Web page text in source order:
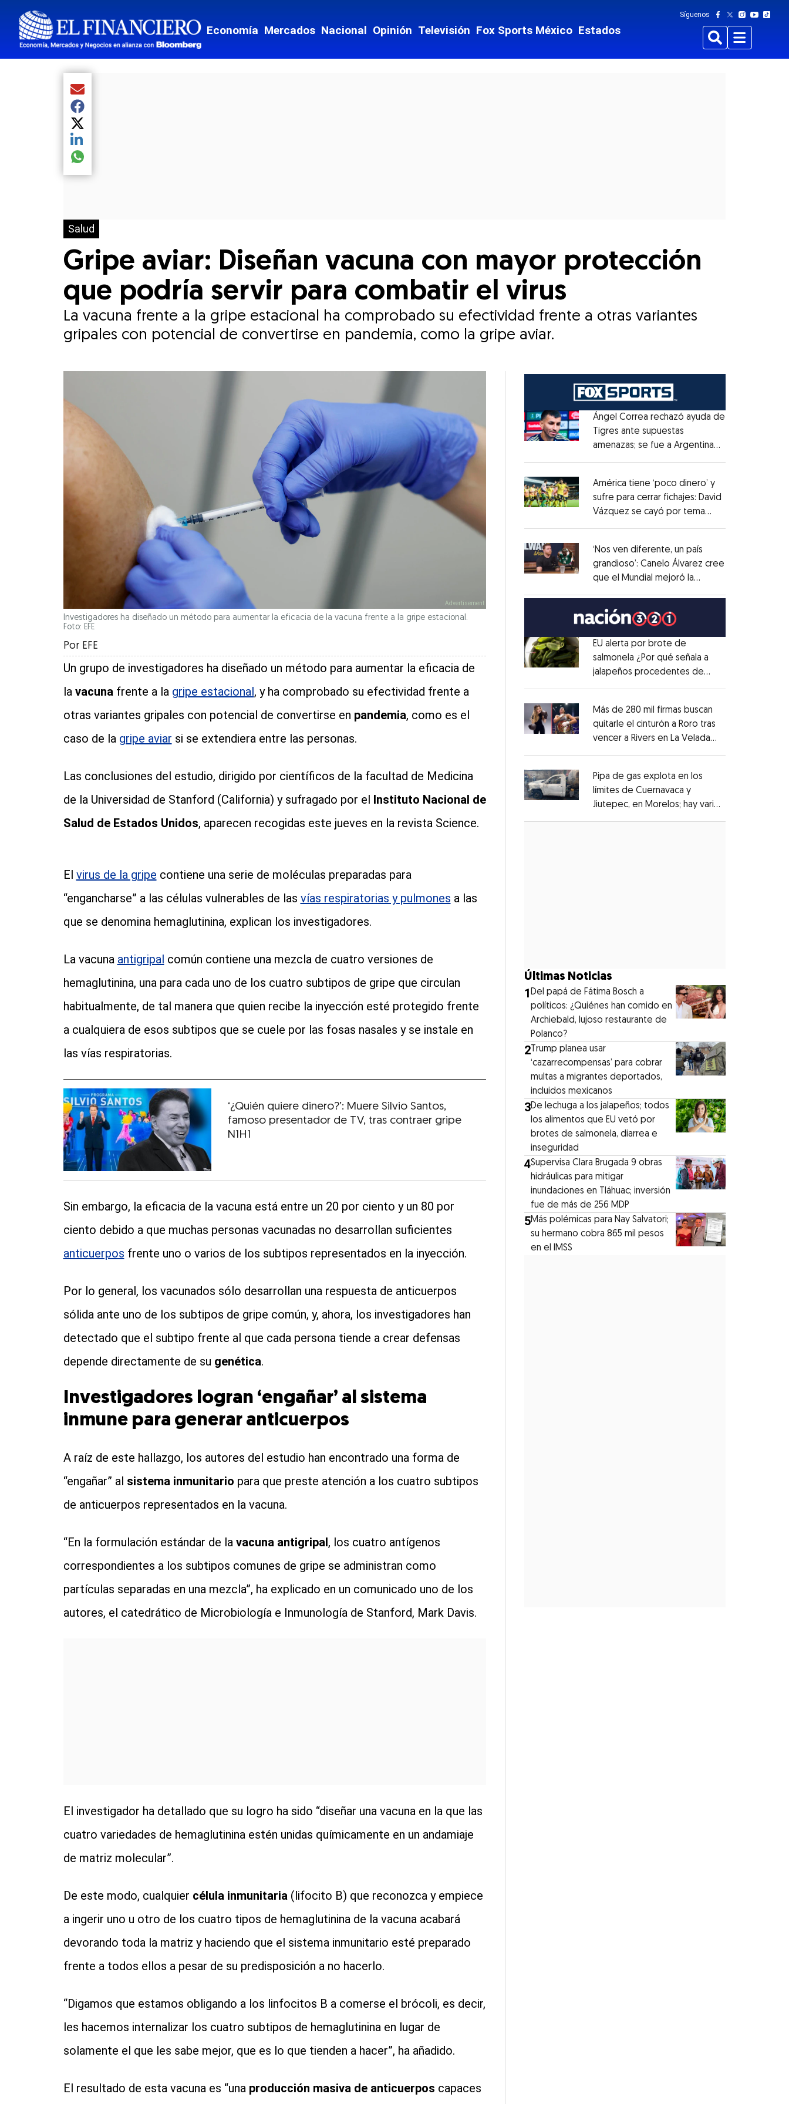
Economía Mercados Nacional Opinión Televisión Fox Sports México Estados
Síguenos
BuscarMenu
Salud
Gripe aviar: Diseñan vacuna con mayor protección
que podría servir para combatir el virus
La vacuna frente a la gripe estacional ha comprobado su efectividad frente a otras variantes
gripales con potencial de convertirse en pandemia, como la gripe aviar.
Compartir el artículo actual mediante Email
Compartir el artículo actual mediante Facebook
Compartir el artículo actual mediante Twitter
Compartir el artículo actual mediante LinkedIn
Compartir el artículo actual mediante global.social-whatsapp
Investigadores ha diseñado un método para aumentar la eficacia de la vacuna frente a la gripe estacional.
Foto: EFE
Por EFE
Un grupo de investigadores ha diseñado un método para aumentar la eficacia de
la vacunafrente a la gripe estacional, y ha comprobado su efectividad frente a
otras variantes gripales con potencial de convertirse en pandemia, como es el
caso de la gripe aviar si se extendiera entre las personas.
Las conclusiones del estudio, dirigido por científicos de la facultad de Medicina
de la Universidad de Stanford (California) y sufragado por el Instituto Nacional de
Salud de Estados Unidos, aparecen recogidas este jueves en la revista Science.
El virus de la gripe contiene una serie de moléculas preparadas para
“engancharse” a las células vulnerables de las vías respiratorias y pulmones a las
que se denomina hemaglutinina, explican los investigadores.
La vacuna antigripal común contiene una mezcla de cuatro versiones de
hemaglutinina, una para cada uno de los cuatro subtipos de gripe que circulan
habitualmente, de tal manera que quien recibe la inyección esté protegido frente
a cualquiera de esos subtipos que se cuele por las fosas nasales y se instale en
las vías respiratorias.
‘¿Quién quiere dinero?’: Muere Silvio Santos,
famoso presentador de TV, tras contraer gripe
N1H1
Sin embargo, la eficacia de la vacuna está entre un 20 por ciento y un 80 por
ciento debido a que muchas personas vacunadas no desarrollan suficientes
anticuerpos frente uno o varios de los subtipos representados en la inyección.
Por lo general, los vacunados sólo desarrollan una respuesta de anticuerpos
sólida ante uno de los subtipos de gripe común, y, ahora, los investigadores han
detectado que el subtipo frente al que cada persona tiende a crear defensas
depende directamente de su genética.
Investigadores logran ‘engañar’ al sistema
inmune para generar anticuerpos
A raíz de este hallazgo, los autores del estudio han encontrado una forma de
“engañar” al sistema inmunitario para que preste atención a los cuatro subtipos
de anticuerpos representados en la vacuna.
“En la formulación estándar de la vacuna antigripal, los cuatro antígenos
correspondientes a los subtipos comunes de gripe se administran como
partículas separadas en una mezcla”, ha explicado en un comunicado uno de los
autores, el catedrático de Microbiología e Inmunología de Stanford, Mark Davis.
El investigador ha detallado que su logro ha sido “diseñar una vacuna en la que las
cuatro variedades de hemaglutinina estén unidas químicamente en un andamiaje
de matriz molecular”.
De este modo, cualquier célula inmunitaria(lifocito B) que reconozca y empiece
a ingerir uno u otro de los cuatro tipos de hemaglutinina de la vacuna acabará
devorando toda la matriz y haciendo que el sistema inmunitario esté preparado
frente a todos ellos a pesar de su predisposición a no hacerlo.
“Digamos que estamos obligando a los linfocitos B a comerse el brócoli, es decir,
les hacemos internalizar los cuatro subtipos de hemaglutinina en lugar de
solamente el que les sabe mejor, que es lo que tienden a hacer”, ha añadido.
El resultado de esta vacuna es “una producción masiva de anticuerpos capaces
Opens in new window
Ángel Correa rechazó ayuda de
Tigres ante supuestas
amenazas; se fue a Argentina
Opens in new window
América tiene ‘poco dinero’ y
sufre para cerrar fichajes: David
Vázquez se cayó por tema
Opens in new window
‘Nos ven diferente, un país
grandioso’: Canelo Álvarez cree
que el Mundial mejoró la
Opens in new window
EU alerta por brote de
salmonela ¿Por qué señala a
jalapeños procedentes de
Opens in new window
Más de 280 mil firmas buscan
quitarle el cinturón a Roro tras
vencer a Rivers en La Velada
Opens in new window
Pipa de gas explota en los
límites de Cuernavaca y
Jiutepec, en Morelos; hay varios
Últimas Noticias
1⁠Del papá de Fátima Bosch a
políticos: ¿Quiénes han comido en
Archiebald, lujoso restaurante de
Polanco?
2 Trump planea usar
‘cazarrecompensas’ para cobrar
multas a migrantes deportados,
incluidos mexicanos
3De lechuga a los jalapeños; todos
los alimentos que EU vetó por
brotes de salmonela, diarrea e
inseguridad
4Supervisa Clara Brugada 9 obras
hidráulicas para mitigar
inundaciones en Tláhuac; inversión
fue de más de 256 MDP
5Más polémicas para Nay Salvatori;
su hermano cobra 865 mil pesos
en el IMSS